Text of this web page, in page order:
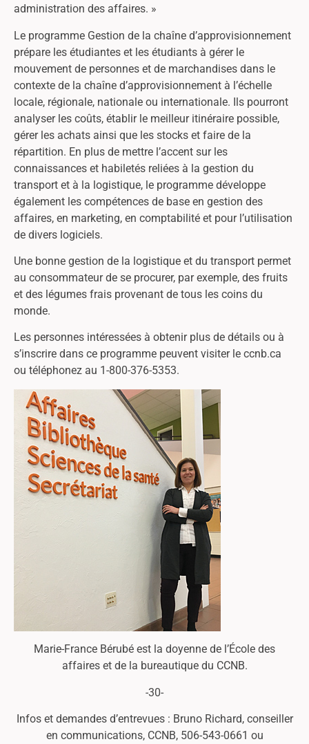
administration des affaires. »
Le programme Gestion de la chaîne d’approvisionnement
prépare les étudiantes et les étudiants à gérer le
mouvement de personnes et de marchandises dans le
contexte de la chaîne d’approvisionnement à l’échelle
locale, régionale, nationale ou internationale. Ils pourront
analyser les coûts, établir le meilleur itinéraire possible,
gérer les achats ainsi que les stocks et faire de la
répartition. En plus de mettre l’accent sur les
connaissances et habiletés reliées à la gestion du
transport et à la logistique, le programme développe
également les compétences de base en gestion des
affaires, en marketing, en comptabilité et pour l’utilisation
de divers logiciels.
Une bonne gestion de la logistique et du transport permet
au consommateur de se procurer, par exemple, des fruits
et des légumes frais provenant de tous les coins du
monde.
Les personnes intéressées à obtenir plus de détails ou à
s’inscrire dans ce programme peuvent visiter le ccnb.ca
ou téléphonez au 1-800-376-5353.
Marie-France Bérubé est la doyenne de l’École des
affaires et de la bureautique du CCNB.
-30-
Infos et demandes d’entrevues : Bruno Richard, conseiller
en communications, CCNB, 506-543-0661 ou